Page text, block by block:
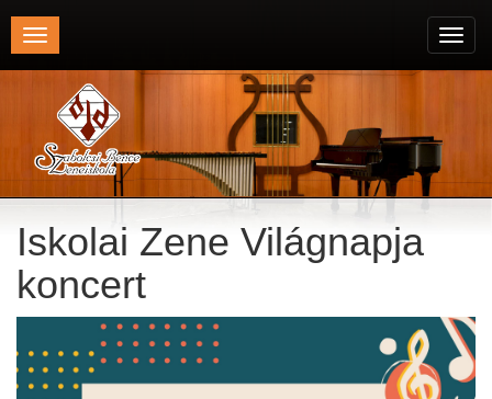
Toggle
navigation
Iskolai Zene Világnapja
koncert